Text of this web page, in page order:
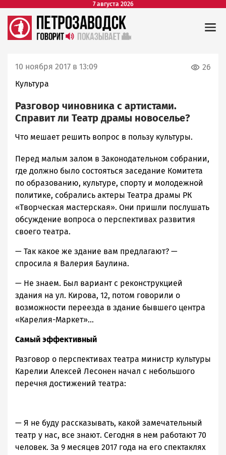
7 августа 2026
10 ноября 2017 в 13:09
Культура
26
Разговор чиновника с артистами.
Справит ли Театр драмы новоселье?
Что мешает решить вопрос в пользу культуры.
Перед малым залом в Законодательном собрании,
где должно было состояться заседание Комитета
по образованию, культуре, спорту и молодежной
политике, собрались актеры Театра драмы РК
«Творческая мастерская». Они пришли послушать
обсуждение вопроса о перспективах развития
своего театра.
— Так какое же здание вам предлагают? —
спросила я Валерия Баулина.
— Не знаем. Был вариант с реконструкцией
здания на ул. Кирова, 12, потом говорили о
возможности переезда в здание бывшего центра
«Карелия-Маркет»…
Самый эффективный
Разговор о перспективах театра министр культуры
Карелии Алексей Лесонен начал с небольшого
перечня достижений театра:
— Я не буду рассказывать, какой замечательный
театр у нас, все знают. Сегодня в нем работают 70
человек. За 9 месяцев 2017 года на его спектаклях